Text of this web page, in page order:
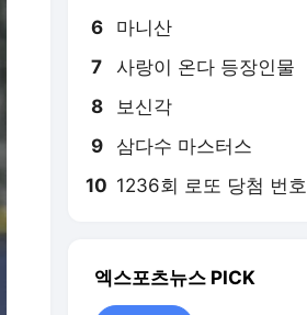
6 마니산
7 사랑이 온다 등장인물
8 보신각
9 삼다수 마스터스
10 1236회 로또 당첨 번호
엑스포츠뉴스 PICK